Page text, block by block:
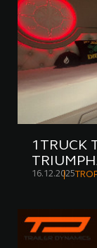
1TRUCK
16.12.2025